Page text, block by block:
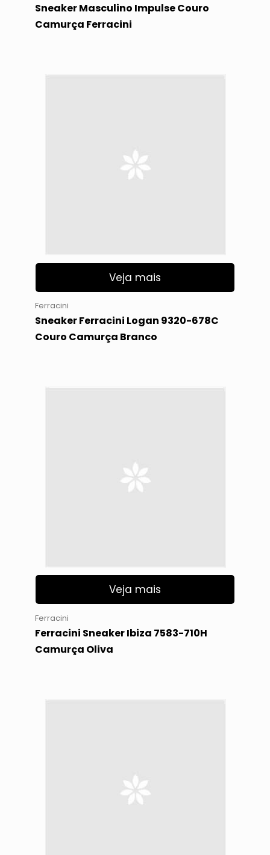
Sneaker Masculino Impulse Couro
Camurça Ferracini
Veja mais
Ferracini
Sneaker Ferracini Logan 9320-678C
Couro Camurça Branco
Veja mais
Ferracini
Ferracini Sneaker Ibiza 7583-710H
Camurça Oliva